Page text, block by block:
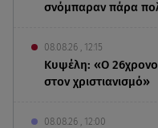
σνόμπαραν πάρα
08.08.26 , 12:15
Κυψέλη: «Ο
στον χριστιανισμό»
08.08.26 , 12:00